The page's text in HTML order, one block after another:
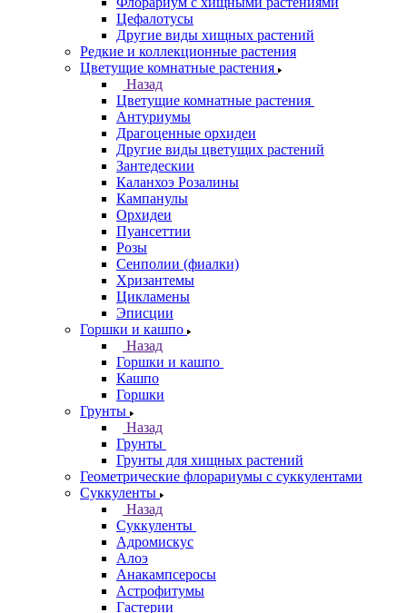
Цефалотусы
Другие виды хищных растений
Редкие и коллекционные растения
Цветущие комнатные растения
Назад
Цветущие комнатные растения
Антуриумы
Драгоценные орхидеи
Другие виды цветущих растений
Зантедескии
Каланхоэ Розалины
Кампанулы
Орхидеи
Пуансеттии
Розы
Сенполии (фиалки)
Хризантемы
Цикламены
Эписции
Горшки и кашпо
Назад
Горшки и кашпо
Кашпо
Горшки
Грунты
Назад
Грунты
Грунты для хищных растений
Геометрические флорариумы с суккулентами
Суккуленты
Назад
Суккуленты
Адромискус
Алоэ
Анакампсеросы
Астрофитумы
Гастерии